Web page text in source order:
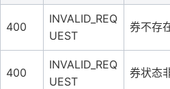
400
INVALID_REQ
UEST
券不存
400
INVALID_REQ
UEST
券状态